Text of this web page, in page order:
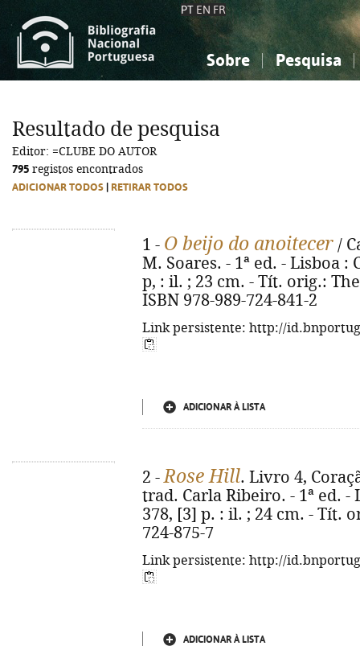
PT EN FR
Sobre Pesquisa
Ciências sociais...
Ciências sociais...
Resultado de pesquisa
Editor: =CLUBE DO AUTOR
795 registos encontrados
ADICIONAR TODOS RETIRAR TODOS
1 - O beijo do anoitecer /
M. Soares. - 1ª ed. - Lisboa
p, : il. ; 23 cm. - Tít. orig.:
ISBN 978-989-724-841-2
Link persistente: http://
ADICIONAR À LISTA
2 -Rose Hill. Livro 4,
trad. Carla Ribeiro. - 1ª ed. -
378, [3] p. : il. ; 24 cm. - Tít.
724-875-7
Link persistente: http://
ADICIONAR À LISTA